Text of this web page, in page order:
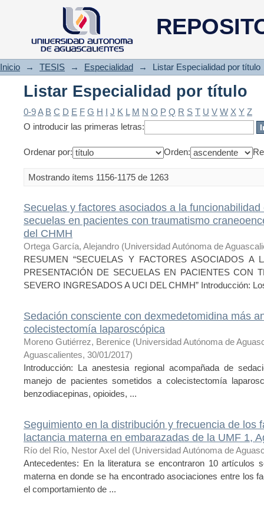
Listar Especialidad por título
Inicio → TESIS → Especialidad → Listar Especialidad por título
Listar Especialidad por título
0-9A B C D E F G H I J K L M N O P Q R S T U V W X Y Z
O introducir las primeras letras:
Ordenar por: Orden:
Mostrando ítems 1156-1175 de 1263
Secuelas y factores asociados a la
secuelas en pacientes con traumatismo
del CHMH
Ortega García, Alejandro (Universidad Autónoma de
RESUMEN “SECUELAS Y FACTORES ASOCIADOS A
PRESENTACIÓN DE SECUELAS EN PACIENTES CON
SEVERO INGRESADOS A UCI DEL CHMH” Introducción:
Sedación consciente con dexmedetomidina más
colecistectomía laparoscópica
Moreno Gutiérrez, Berenice (Universidad Autónoma de
Aguascalientes, 30/01/2017)
Introducción: La anestesia regional acompañada de
manejo de pacientes sometidos a colecistectomía
benzodiacepinas, opioides, ...
Seguimiento en la distribución y frecuencia de los
lactancia materna en embarazadas de la UMF 1,
Río del Río, Nestor Axel del (Universidad Autónoma de
Antecedentes: En la literatura se encontraron 10 artículos
materna en donde se ha encontrado asociaciones entre los
el comportamiento de ...